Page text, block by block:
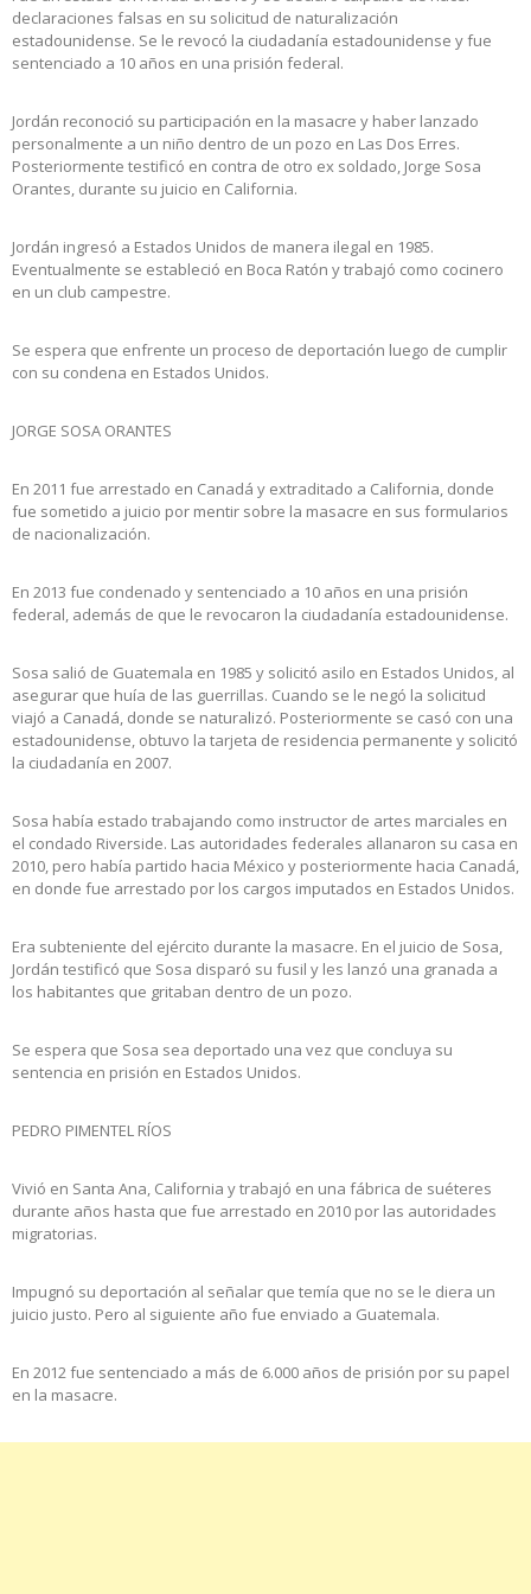
declaraciones falsas en su solicitud de naturalización
estadounidense. Se le revocó la ciudadanía estadounidense y fue
sentenciado a 10 años en una prisión federal.
Jordán reconoció su participación en la masacre y haber lanzado
personalmente a un niño dentro de un pozo en Las Dos Erres.
Posteriormente testificó en contra de otro ex soldado, Jorge Sosa
Orantes, durante su juicio en California.
Jordán ingresó a Estados Unidos de manera ilegal en 1985.
Eventualmente se estableció en Boca Ratón y trabajó como cocinero
en un club campestre.
Se espera que enfrente un proceso de deportación luego de cumplir
con su condena en Estados Unidos.
JORGE SOSA ORANTES
En 2011 fue arrestado en Canadá y extraditado a California, donde
fue sometido a juicio por mentir sobre la masacre en sus formularios
de nacionalización.
En 2013 fue condenado y sentenciado a 10 años en una prisión
federal, además de que le revocaron la ciudadanía estadounidense.
Sosa salió de Guatemala en 1985 y solicitó asilo en Estados Unidos, al
asegurar que huía de las guerrillas. Cuando se le negó la solicitud
viajó a Canadá, donde se naturalizó. Posteriormente se casó con una
estadounidense, obtuvo la tarjeta de residencia permanente y solicitó
la ciudadanía en 2007.
Sosa había estado trabajando como instructor de artes marciales en
el condado Riverside. Las autoridades federales allanaron su casa en
2010, pero había partido hacia México y posteriormente hacia Canadá,
en donde fue arrestado por los cargos imputados en Estados Unidos.
Era subteniente del ejército durante la masacre. En el juicio de Sosa,
Jordán testificó que Sosa disparó su fusil y les lanzó una granada a
los habitantes que gritaban dentro de un pozo.
Se espera que Sosa sea deportado una vez que concluya su
sentencia en prisión en Estados Unidos.
PEDRO PIMENTEL RÍOS
Vivió en Santa Ana, California y trabajó en una fábrica de suéteres
durante años hasta que fue arrestado en 2010 por las autoridades
migratorias.
Impugnó su deportación al señalar que temía que no se le diera un
juicio justo. Pero al siguiente año fue enviado a Guatemala.
En 2012 fue sentenciado a más de 6.000 años de prisión por su papel
en la masacre.